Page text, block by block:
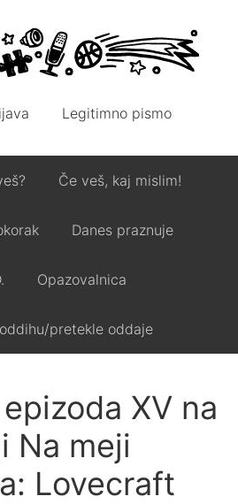
Legitimno pismo
Če veš, kaj mislim!
Danes praznuje
Opazovalnica
pretekle oddaje
XV na
Na meji
Lovecraft